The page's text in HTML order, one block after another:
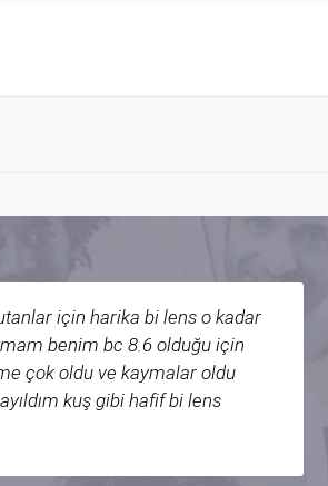
için harika bi lens o kadar
benim bc 8.6 olduğu için
çok oldu ve kaymalar oldu
kuş gibi hafif bi lens
karıştırıyordum. Ayrıca